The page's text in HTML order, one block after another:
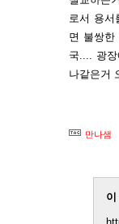
로서 용
면 불쌍한
국.... 광
나같은거
만나샘